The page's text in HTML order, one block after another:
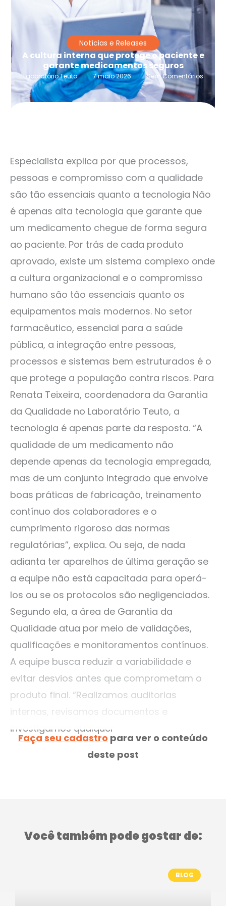
Notícias e Releases
A cultura interna que protege o paciente e
garante medicamentos seguros
Laboratório Teuto 7 maio 2026 Sem Comentários
Especialista explica por que processos,
pessoas e compromisso com a qualidade
são tão essenciais quanto a tecnologia Não
é apenas alta tecnologia que garante que
um medicamento chegue de forma segura
ao paciente. Por trás de cada produto
aprovado, existe um sistema complexo onde
a cultura organizacional e o compromisso
humano são tão essenciais quanto os
equipamentos mais modernos. No setor
farmacêutico, essencial para a saúde
pública, a integração entre pessoas,
processos e sistemas bem estruturados é o
que protege a população contra riscos. Para
Renata Teixeira, coordenadora da Garantia
da Qualidade no Laboratório Teuto, a
tecnologia é apenas parte da resposta. “A
qualidade de um medicamento não
depende apenas da tecnologia empregada,
mas de um conjunto integrado que envolve
boas práticas de fabricação, treinamento
contínuo dos colaboradores e o
cumprimento rigoroso das normas
regulatórias”, explica. Ou seja, de nada
adianta ter aparelhos de última geração se
a equipe não está capacitada para operá-
los ou se os protocolos são negligenciados.
Segundo ela, a área de Garantia da
Qualidade atua por meio de validações,
qualificações e monitoramentos contínuos.
A equipe busca reduzir a variabilidade e
evitar desvios antes que comprometam o
produto final. “Realizamos auditorias
internas, revisamos documentos e
investigamos qualquer
Faça seu cadastro para ver o conteúdo
deste post
Você também pode gostar de:
BLOG